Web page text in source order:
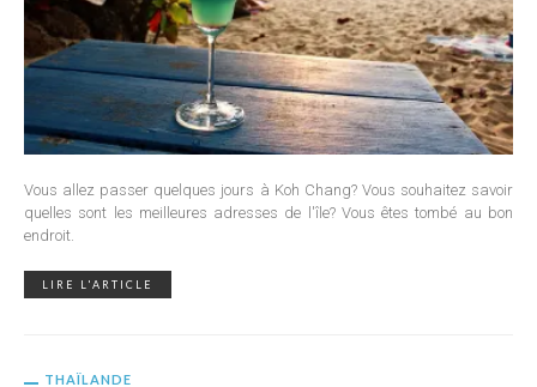
Vous allez passer quelques jours à Koh Chang? Vous souhaitez savoir
quelles sont les meilleures adresses de l'île? Vous êtes tombé au bon
endroit.
LIRE L'ARTICLE
THAÏLANDE